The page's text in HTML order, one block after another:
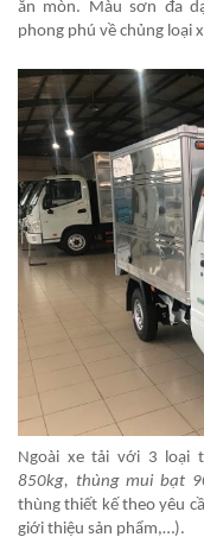
ăn mòn. Màu sơn đa
phong phú về chủng loại
Ngoài xe tải với 3 loại
850kg, thùng mui bạt
thùng thiết kế theo yêu
giới thiệu sản phẩm,…).